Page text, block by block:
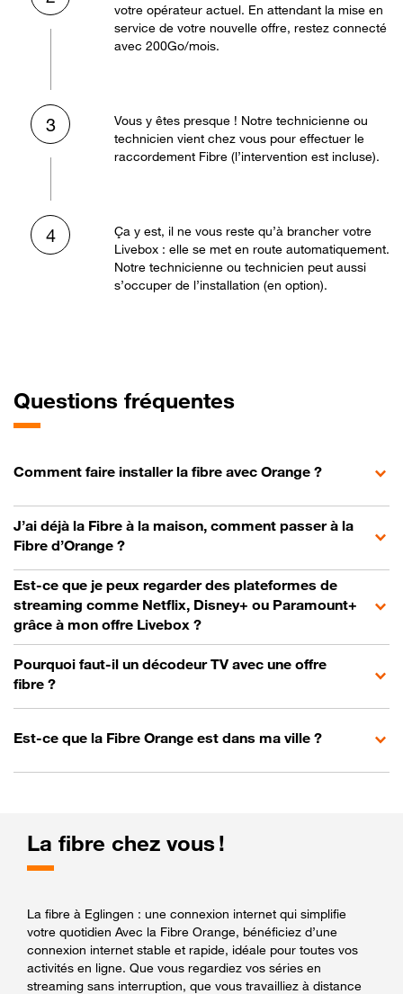
votre opérateur actuel. En attendant la mise en
service de votre nouvelle offre, restez connecté
avec 200Go/mois.
3
Vous y êtes presque ! Notre technicienne ou
technicien vient chez vous pour effectuer le
raccordement Fibre (l’intervention est incluse).
4
Ça y est, il ne vous reste qu’à brancher votre
Livebox : elle se met en route automatiquement.
Notre technicienne ou technicien peut aussi
s’occuper de l’installation (en option).
Questions fréquentes
Comment faire installer la fibre avec Orange ?
J’ai déjà la Fibre à la maison, comment passer à la
Fibre d’Orange ?
Est-ce que je peux regarder des plateformes de
streaming comme Netflix, Disney+ ou Paramount+
grâce à mon offre Livebox ?
Pourquoi faut-il un décodeur TV avec une offre
fibre ?
Est-ce que la Fibre Orange est dans ma ville ?
La fibre chez vous !
La fibre à Eglingen : une connexion internet qui simplifie
votre quotidien Avec la Fibre Orange, bénéficiez d’une
connexion internet stable et rapide, idéale pour toutes vos
activités en ligne. Que vous regardiez vos séries en
streaming sans interruption, que vous travailliez à distance